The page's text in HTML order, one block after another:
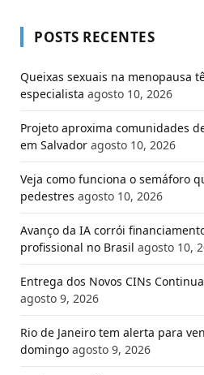
POSTS RECENTES
Queixas sexuais na menopausa
especialista agosto 10, 2026
Projeto aproxima comunidades
em Salvador agosto 10, 2026
Veja como funciona o semáforo
pedestres agosto 10, 2026
Avanço da IA corrói
profissional no Brasil agosto 10,
Entrega dos Novos CINs
agosto 9, 2026
Rio de Janeiro tem alerta para
domingo agosto 9, 2026